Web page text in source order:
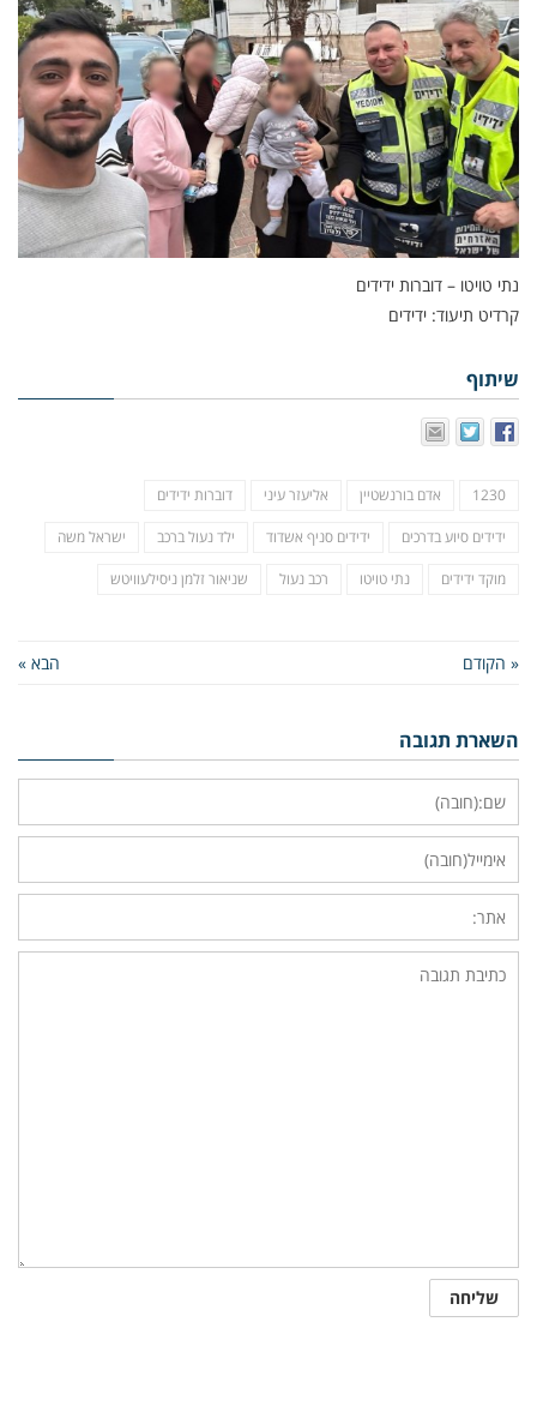
נתי טויטו – דוברות ידידים
קרדיט תיעוד: ידידים
שיתוף
1230 אדם בורנשטיין אליעזר עיני דוברות ידידים
ידידים סיוע בדרכים ידידים סניף אשדוד ילד נעול ברכב ישראל משה
מוקד ידידים נתי טויטו רכב נעול שניאור זלמן ניסילעוויטש
« הקודם הבא »
השארת תגובה